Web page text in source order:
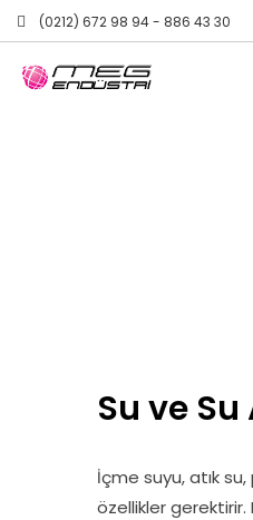
(0212) 672 98 94 - 886 43 30
Su ve
İçme suyu, atık
özellikler